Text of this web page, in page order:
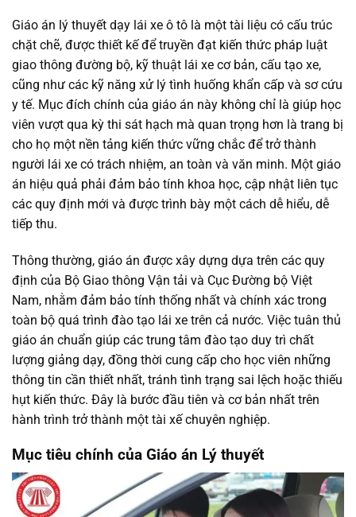
Giáo án lý thuyết dạy lái xe ô tô là một tài liệu có cấu trúc
chặt chẽ, được thiết kế để truyền đạt kiến thức pháp luật
giao thông đường bộ, kỹ thuật lái xe cơ bản, cấu tạo xe,
cũng như các kỹ năng xử lý tình huống khẩn cấp và sơ cứu
y tế. Mục đích chính của giáo án này không chỉ là giúp học
viên vượt qua kỳ thi sát hạch mà quan trọng hơn là trang bị
cho họ một nền tảng kiến thức vững chắc để trở thành
người lái xe có trách nhiệm, an toàn và văn minh. Một giáo
án hiệu quả phải đảm bảo tính khoa học, cập nhật liên tục
các quy định mới và được trình bày một cách dễ hiểu, dễ
tiếp thu.
Thông thường, giáo án được xây dựng dựa trên các quy
định của Bộ Giao thông Vận tải và Cục Đường bộ Việt
Nam, nhằm đảm bảo tính thống nhất và chính xác trong
toàn bộ quá trình đào tạo lái xe trên cả nước. Việc tuân thủ
giáo án chuẩn giúp các trung tâm đào tạo duy trì chất
lượng giảng dạy, đồng thời cung cấp cho học viên những
thông tin cần thiết nhất, tránh tình trạng sai lệch hoặc thiếu
hụt kiến thức. Đây là bước đầu tiên và cơ bản nhất trên
hành trình trở thành một tài xế chuyên nghiệp.
Mục tiêu chính của Giáo án Lý thuyết